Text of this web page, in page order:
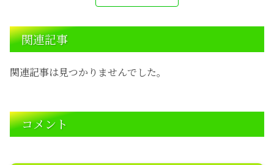
関連記事
関連記事は見つかりませんでした。
コメント